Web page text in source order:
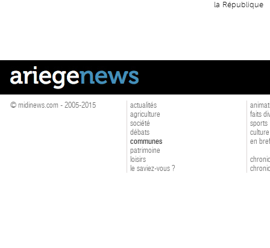
la République
© midinews.com - 2005-2015
actualités
agriculture
société
débats
communes
patrimoine
loisirs
le saviez-vous ?
faits
sports
culture
en bref